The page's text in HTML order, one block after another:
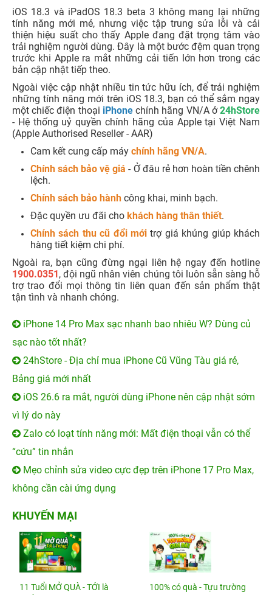
iOS 18.3 và iPadOS 18.3 beta 3 không mang lại những
tính năng mới mẻ, nhưng việc tập trung sửa lỗi và cải
thiện hiệu suất cho thấy Apple đang đặt trọng tâm vào
trải nghiệm người dùng. Đây là một bước đệm quan trọng
trước khi Apple ra mắt những cải tiến lớn hơn trong các
bản cập nhật tiếp theo.
Ngoài việc cập nhật nhiều tin tức hữu ích, để trải nghiệm
những tính năng mới trên iOS 18.3, bạn có thể sắm ngay
một chiếc điện thoại iPhonechính hãng VN/A ở24hStore
- Hệ thống uỷ quyền chính hãng của Apple tại Việt Nam
(Apple Authorised Reseller - AAR)
Cam kết cung cấp máy chính hãng VN/A.
Chính sách bảo vệ giá - Ở đâu rẻ hơn hoàn tiền chênh
lệch.
Chính sách bảo hành công khai, minh bạch.
Đặc quyền ưu đãi cho khách hàng thân thiết.
Chính sách thu cũ đổi mới trợ giá khủng giúp khách
hàng tiết kiệm chi phí.
Ngoài ra, bạn cũng đừng ngại liên hệ ngay đến hotline
1900.0351, đội ngũ nhân viên chúng tôi luôn sẵn sàng hỗ
trợ trao đổi mọi thông tin liên quan đến sản phẩm thật
tận tình và nhanh chóng.
iPhone 14 Pro Max sạc nhanh bao nhiêu W? Dùng củ
sạc nào tốt nhất?
24hStore - Địa chỉ mua iPhone Cũ Vũng Tàu giá rẻ,
Bảng giá mới nhất
iOS 26.6 ra mắt, người dùng iPhone nên cập nhật sớm
vì lý do này
Zalo có loạt tính năng mới: Mất điện thoại vẫn có thể
“cứu” tin nhắn
Mẹo chỉnh sửa video cực đẹp trên iPhone 17 Pro Max,
không cần cài ứng dụng
KHUYẾN MẠI
11 Tuổi MỞ QUÀ - TỚI là
100% có quà - Tựu trường